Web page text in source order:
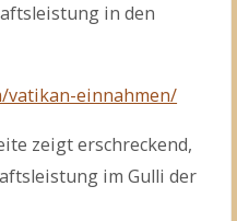
in den
vatikan-einnahmen/
zeigt erschreckend,
im Gulli der